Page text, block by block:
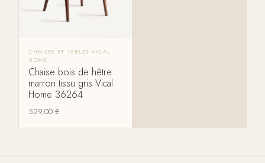
CHAISES ET TABLES VICAL
HOME
Chaise bois de hêtre
marron tissu gris Vical
Home 36264
529,00€